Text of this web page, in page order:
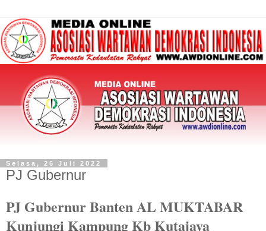
Selasa, 26 Juli 2022
PJ Gubernur
PJ Gubernur Banten AL MUKTABAR
Kunjungi Kampung Kb Kutajaya